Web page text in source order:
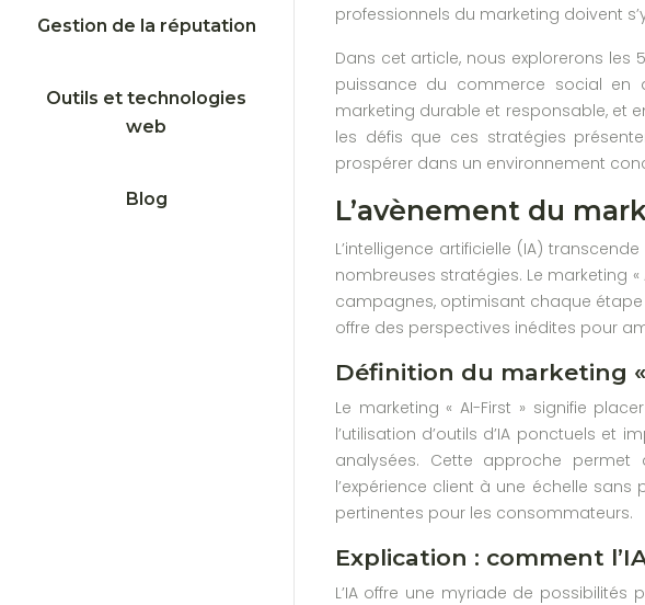
Gestion de la réputation
Outils et technologies
web
Blog
professionnels du marketing doivent
Dans cet article, nous explorerons les
puissance du commerce social en
marketing durable et responsable, et
les défis que ces stratégies
prospérer dans un environnement
L’avènement du
L’intelligence artificielle (IA)
nombreuses stratégies. Le marketing
campagnes, optimisant chaque
offre des perspectives inédites pour
Définition du marketing
Le marketing « AI-First » signifie
l’utilisation d’outils d’IA ponctuels
analysées. Cette approche permet
l’expérience client à une échelle
pertinentes pour les consommateurs.
Explication : comment
L’IA offre une myriade de